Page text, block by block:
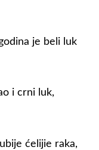
je beli luk
i crni luk,
ćelijie raka,